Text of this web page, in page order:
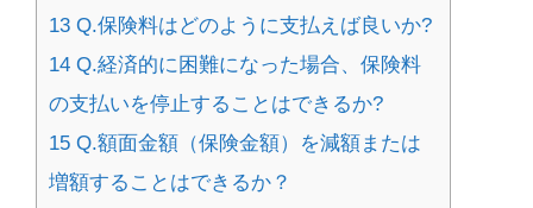
13 Q.保険料はどのように支払えば良いか?
14 Q.経済的に困難になった場合、保険料
の支払いを停止することはできるか?
15 Q.額面金額（保険金額）を減額または
増額することはできるか？